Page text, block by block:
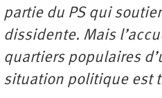
partie du PS qui
dissidente. Mais
quartiers populaires
situation politique est